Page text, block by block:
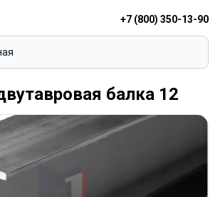
+7 (800) 350-13-90
балка 12